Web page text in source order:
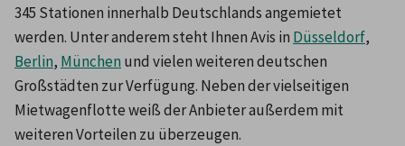
345 Stationen innerhalb Deutschlands angemietet
werden. Unter anderem steht Ihnen Avis in Düsseldorf,
Berlin, München und vielen weiteren deutschen
Großstädten zur Verfügung. Neben der vielseitigen
Mietwagenflotte weiß der Anbieter außerdem mit
weiteren Vorteilen zu überzeugen.